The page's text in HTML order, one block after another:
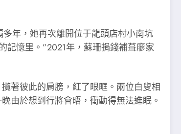
年，她再次離開位于龍頭店村小南坑
記憶里。”2021年，蘇珊捐錢補葺廖家
著彼此的肩膀，紅了眼眶。兩位白叟相
由於想到行將會晤，衝動得無法進眠。